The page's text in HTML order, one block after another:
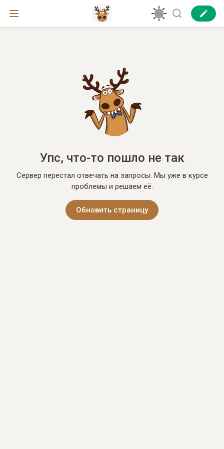
Упс, что-то пошло не так
Сервер перестал отвечать на запросы. Мы уже в курсе
проблемы и решаем её.
Обновить страницу